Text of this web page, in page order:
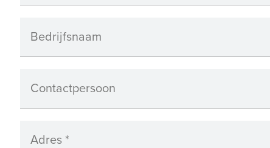
Bedrijfsnaam
Contactpersoon
Adres *